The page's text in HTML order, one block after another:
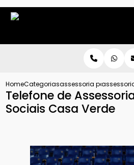
HomeCategoriasassessoria para evento
Telefone de
Sociais Casa Verde